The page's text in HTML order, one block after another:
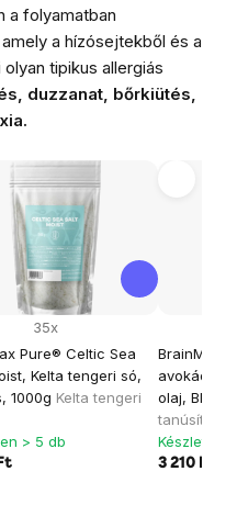
a folyamatban
a hízósejtekből és a
tipikus allergiás
duzzanat, bőrkiütés,
Pure® Celtic Sea
Kelta tengeri só,
1000g Kelta tengeri
35x
> 5 db
BrainMax
avokádó
olaj, BIO,
tanúsítvány
Készleten
3 210 Ft